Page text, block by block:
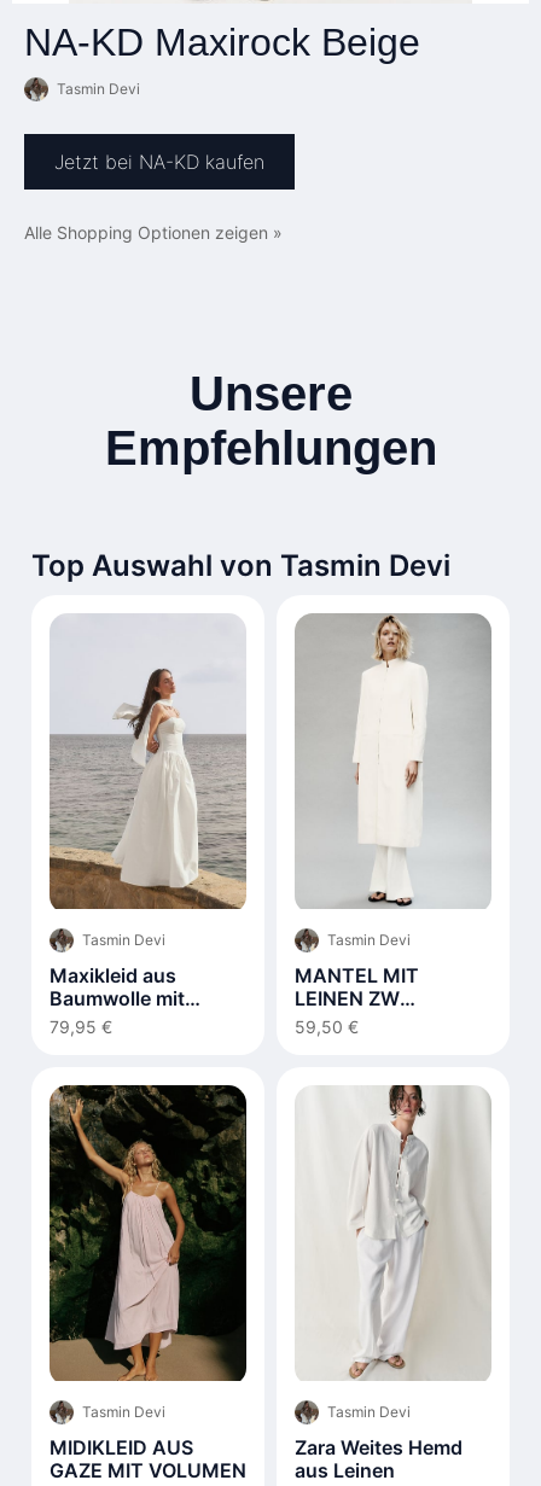
NA-KD Maxirock Beige
Tasmin Devi
Jetzt bei NA-KD kaufen
Alle Shopping Optionen zeigen »
Unsere
Empfehlungen
Top Auswahl von Tasmin Devi
Tasmin Devi
Maxikleid aus
Baumwolle mit
Schnürdetail Weiß
79,95 €
Tasmin Devi
MANTEL MIT
LEINEN ZW
COLLECTION
59,50 €
Tasmin Devi
MIDIKLEID AUS
GAZE MIT VOLUMEN
Tasmin Devi
Zara Weites Hemd
aus Leinen